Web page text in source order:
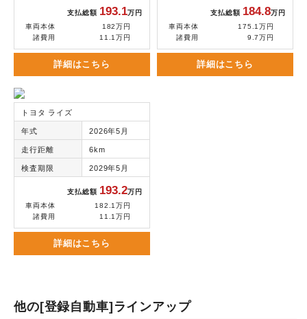
支払総額 193.1万円
車両本体
182万円
諸費用
11.1万円
詳細はこちら
支払総額 184.8万円
車両本体
175.1万円
諸費用
9.7万円
詳細はこちら
トヨタ ライズ
年式 2026年5月
走行距離 6km
検査期限 2029年5月
支払総額 193.2万円
車両本体
182.1万円
諸費用
11.1万円
詳細はこちら
他の[登録自動車]ラインアップ